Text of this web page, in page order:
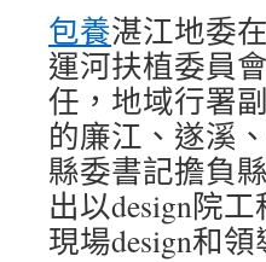
包養湛江地委
運河扶植委員
任，地域行署
的廉江、遂溪
縣委書記擔負
出以design院
現場design和領